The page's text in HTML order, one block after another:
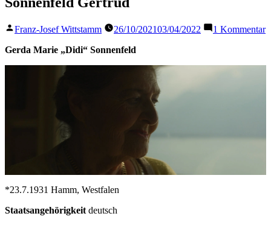
Veröffentlicht
Franz-Josef Wittstamm 26/10/202103/04/2022 1 Kommentar
Gerda Marie „Didi“ Sonnenfeld
*23.7.1931 Hamm, Westfalen
Staatsangehörigkeit deutsch